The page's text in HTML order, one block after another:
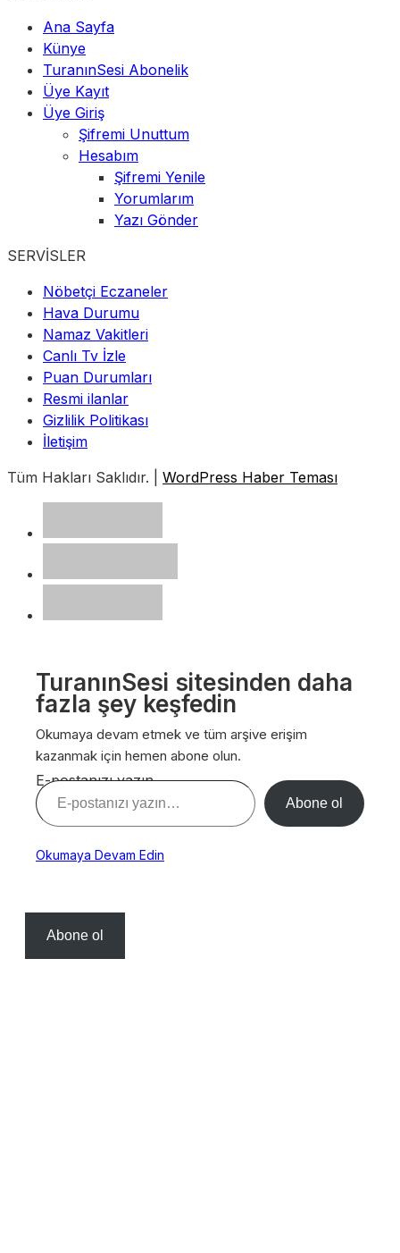
Ana Sayfa
Künye
TuranınSesi Abonelik
Üye Kayıt
Üye Giriş
Şifremi Unuttum
Hesabım
Şifremi Yenile
Yorumlarım
Yazı Gönder
SERVİSLER
Nöbetçi Eczaneler
Hava Durumu
Namaz Vakitleri
Canlı Tv İzle
Puan Durumları
Resmi ilanlar
Gizlilik Politikası
İletişim
Tüm Hakları Saklıdır. | WordPress Haber Teması
TuranınSesi sitesinden daha
fazla şey keşfedin
Okumaya devam etmek ve tüm arşive erişim
kazanmak için hemen abone olun.
E-postanızı yazın…
Abone ol
Okumaya Devam Edin
Abone ol